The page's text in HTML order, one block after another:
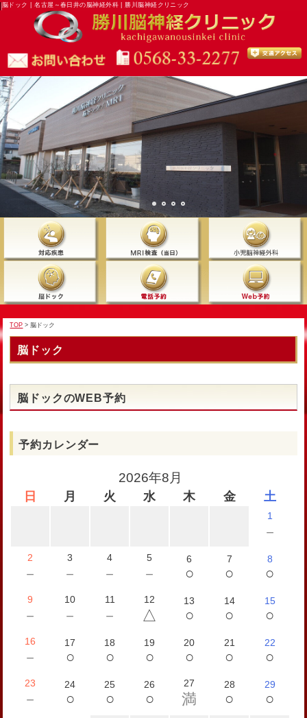
脳ドック | 名古屋～春日井の脳神経外科 | 勝川脳神経クリニック
TOP > 脳ドック
脳ドック
脳ドックのWEB予約
予約カレンダー
2026年8月
日 月 火 水 木 金 土
1
－
2
－
3
－
4
－
5
－
6
○
7
○
8
○
9
－
10
－
11
－
12
△
13
○
14
○
15
○
16
－
17
○
18
○
19
○
20
○
21
○
22
○
23
－
24
○
25
○
26
○
27
満
28
○
29
○